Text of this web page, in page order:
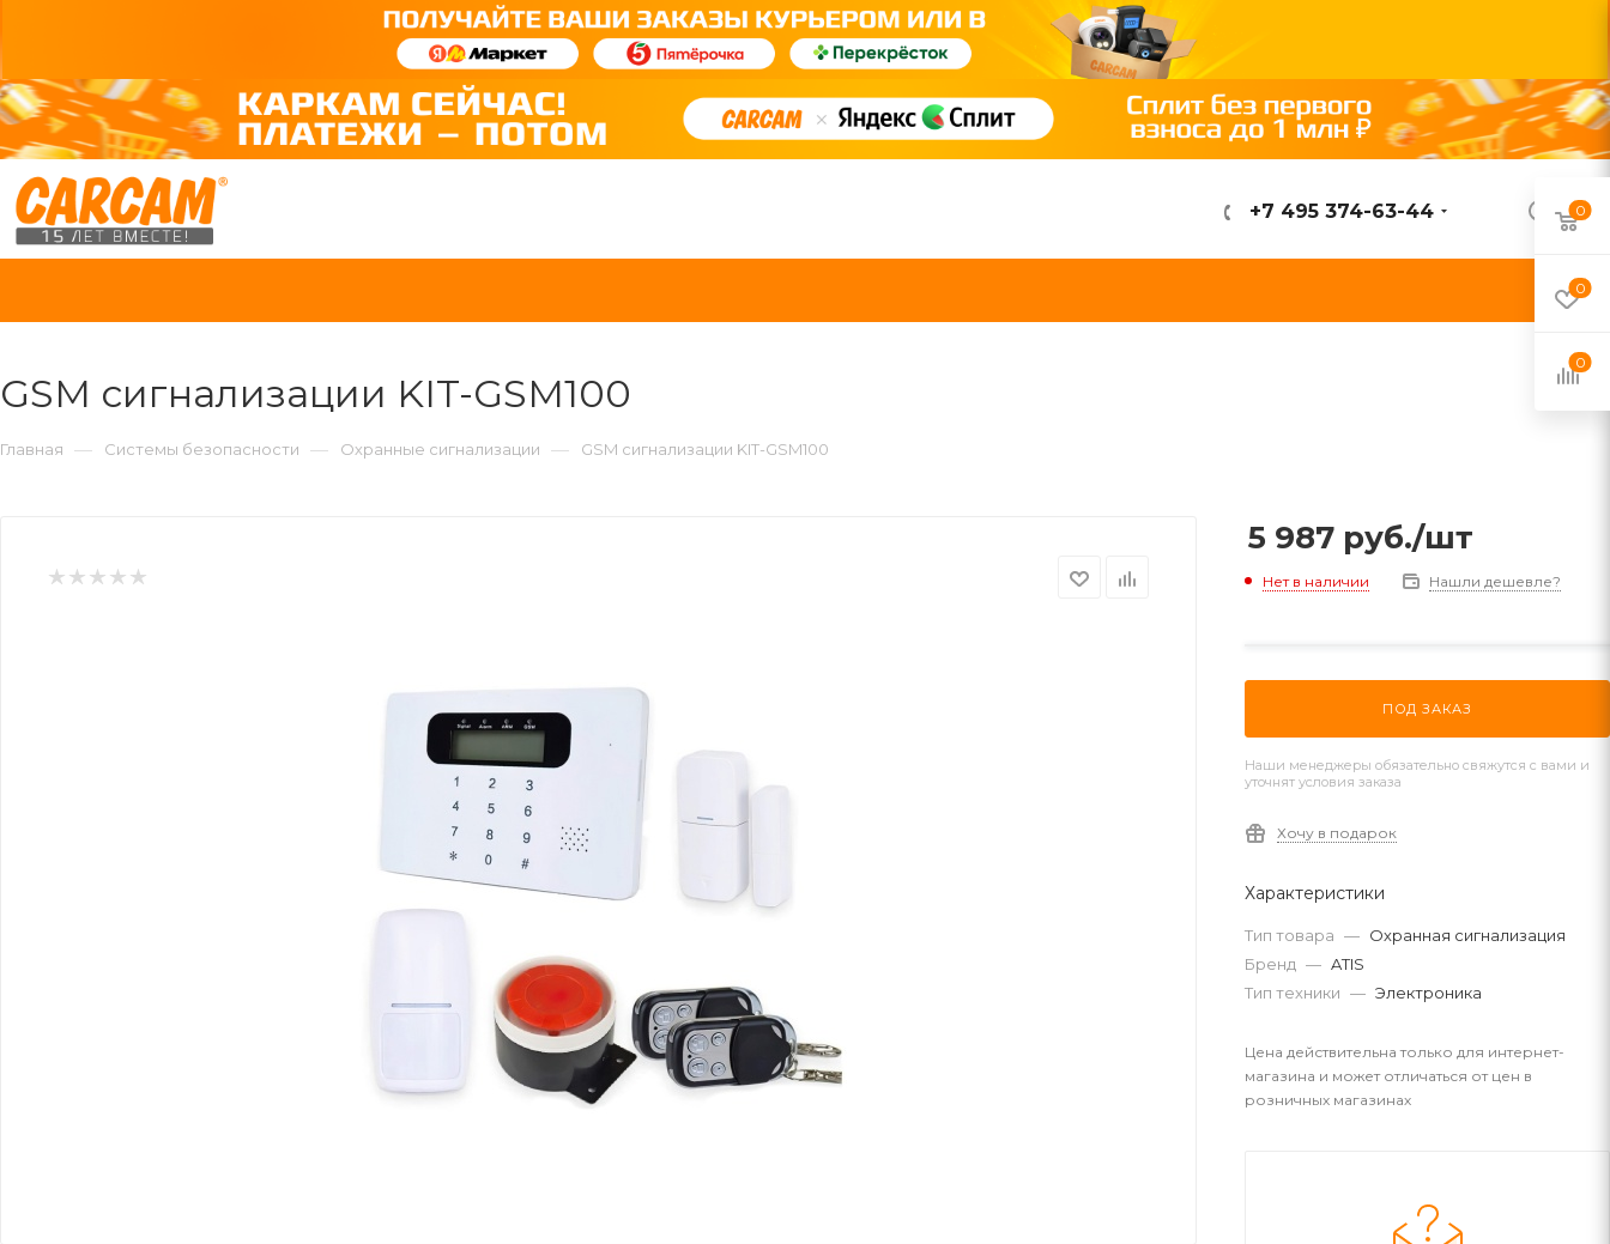
ВОЙТИ
+7 495 374-63-44
GSM сигнализации KIT-GSM100
Главная — Системы безопасности — Охранные сигнализации — GSM сигнализации KIT-GSM100
5 987 руб./шт
Нет в наличии Нашли дешевле?
ПОД ЗАКАЗ
Наши менеджеры обязательно свяжутся с вами и
уточнят условия заказа
Хочу в подарок
Характеристики
Тип товара — Охранная сигнализация
Бренд — ATIS
Тип техники — Электроника
Цена действительна только для интернет-
магазина и может отличаться от цен в
розничных магазинах
0
0
0